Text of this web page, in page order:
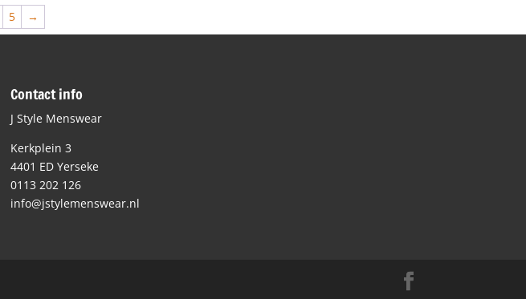
5 →
Contact info
J Style Menswear
Kerkplein 3
4401 ED Yerseke
0113 202 126
info@jstylemenswear.nl